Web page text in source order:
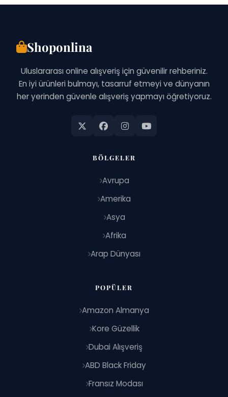
Shoponlina
Uluslararası online alışveriş için güvenilir rehberiniz.
En iyi ürünleri bulmayı, tasarruf etmeyi ve dünyanın
her yerinden güvenle alışveriş yapmayı öğretiyoruz.
BÖLGELER
Avrupa
Amerika
Asya
Afrika
Arap Dünyası
POPÜLER
Amazon Almanya
Kore Güzellik
Dubai Alışveriş
ABD Black Friday
Fransız Modası